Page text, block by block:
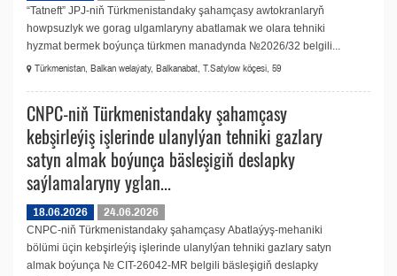
“Tatneft” JPJ-niň Türkmenistandaky şahamçasy awtokranlaryň
howpsuzlyk we gorag ulgamlaryny abatlamak we olara tehniki
hyzmat bermek boýunça türkmen manadynda №2026/32 belgili...
Türkmenistan, Balkan welaýaty, Balkanabat, T.Satylow köçesi, 59
CNPC-niň Türkmenistandaky şahamçasy
kebşirleýiş işlerinde ulanylýan tehniki gazlary
satyn almak boýunça bäsleşigiň deslapky
saýlamalaryny yglan...
18.06.2026
24.06.2026
CNPC-niň Türkmenistandaky şahamçasy Аbatlaýyş-mehaniki
bölümi üçin kebşirleýiş işlerinde ulanylýan tehniki gazlary satyn
almak boýunça № CIT-26042-MR belgili bäsleşigiň deslapky